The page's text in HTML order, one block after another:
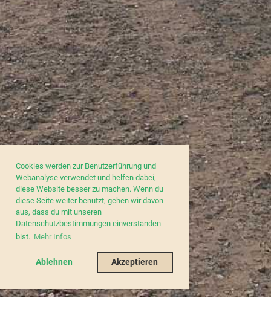
Cookies werden zur Benutzerführung und
Webanalyse verwendet und helfen dabei,
diese Website besser zu machen. Wenn du
diese Seite weiter benutzt, gehen wir davon
aus, dass du mit unseren
Datenschutzbestimmungen einverstanden
bist. Mehr Infos
Ablehnen Akzeptieren